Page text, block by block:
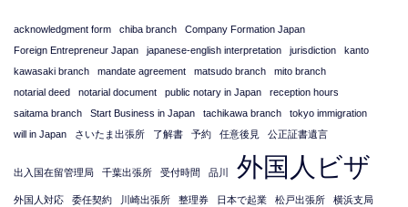
acknowledgment form chiba branch
Company Formation Japan
Foreign Entrepreneur Japan
japanese-english interpretation jurisdiction
kanto
kawasaki branch
mandate agreement matsudo branch
mito branch
notarial deed
notarial document public notary in Japan
reception hours
saitama branch
Start Business in Japan tachikawa branch
tokyo immigration
will in Japan
さいたま出張所 了解書 予約 任意後見 公正証書遺言
出入国在留管理局 千葉出張所 受付時間 品川 外国人ビザ
外国人対応 委任契約 川崎出張所 整理券 日本で起業 松戸出張所 横浜支局